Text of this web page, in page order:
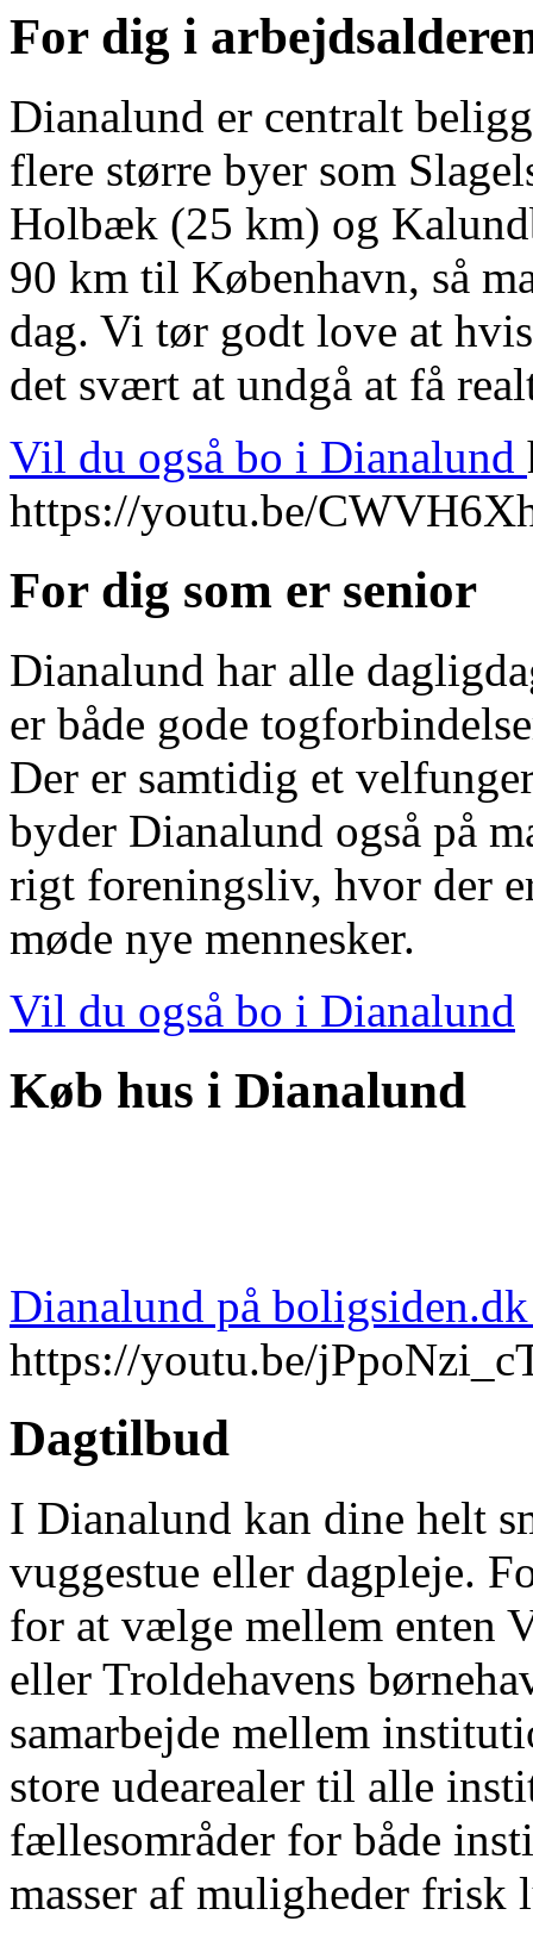
For dig i
Dianalund er centralt
flere større byer som
Holbæk (25 km) og
90 km til København, så
dag. Vi tør godt love at
det svært at undgå at få
Vil du også bo i Dianalund
https://youtu.be/
For dig som er senior
Dianalund har alle
er både gode
Der er samtidig et
byder Dianalund også på
rigt foreningsliv, hvor der
møde nye mennesker.
Vil du også bo i Dianalund
Køb hus i Dianalund
Dianalund på
https://youtu.be/
Dagtilbud
I Dianalund kan dine helt
vuggestue eller dagpleje.
for at vælge mellem enten
eller Troldehavens
samarbejde mellem
store udearealer til alle
fællesområder for både
masser af muligheder frisk